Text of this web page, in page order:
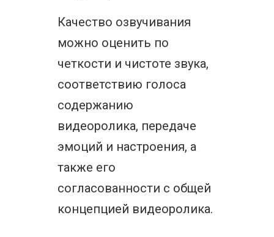
Качество озвучивания
можно оценить по
четкости и чистоте звука,
соответствию голоса
содержанию
видеоролика, передаче
эмоций и настроения, а
также его
согласованности с общей
концепцией видеоролика.